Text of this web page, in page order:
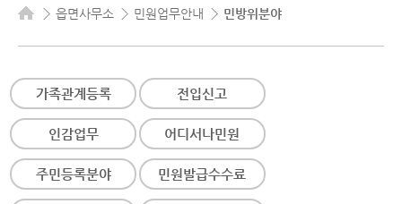
읍면사무소 민원업무안내 민방위분야
가족관계등록 전입신고
인감업무 어디서나민원
주민등록분야 민원발급수수료